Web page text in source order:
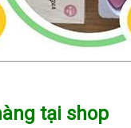
tại shop